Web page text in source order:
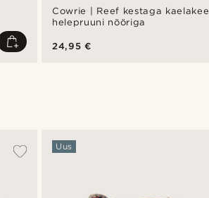
Cowrie | Reef kestaga kaelakee
helepruuni nööriga
24,95 €
Uus